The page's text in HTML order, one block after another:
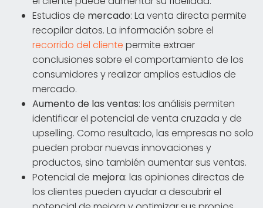
Estudios de mercado: La venta directa permite
recopilar datos. La información sobre el
recorrido del cliente permite extraer
conclusiones sobre el comportamiento de los
consumidores y realizar amplios estudios de
mercado.
Aumento de las ventas: los análisis permiten
identificar el potencial de venta cruzada y de
upselling. Como resultado, las empresas no solo
pueden probar nuevas innovaciones y
productos, sino también aumentar sus ventas.
Potencial de mejora: las opiniones directas de
los clientes pueden ayudar a descubrir el